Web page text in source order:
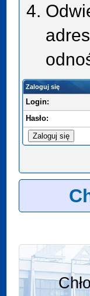
Zaloguj się
Login:
Hasło: